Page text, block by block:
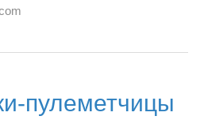
пулеметчицы